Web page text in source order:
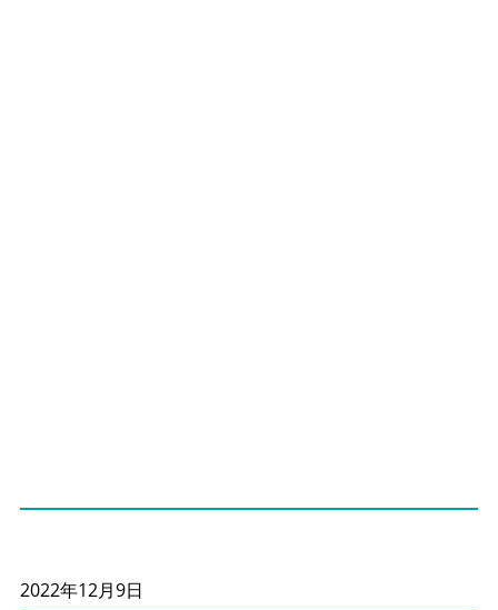
2022年12月9日